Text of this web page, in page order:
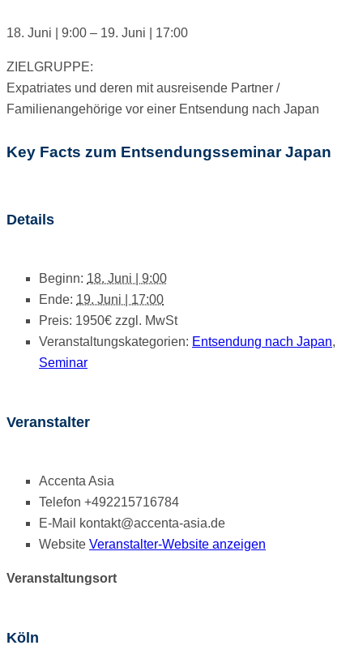
18. Juni 9:00 – 19. Juni 17:00
ZIELGRUPPE:
Expatriates und deren mit ausreisende Partner /
Familienangehörige vor einer Entsendung nach Japan
Key Facts zum Entsendungsseminar Japan
Details
Beginn: 18. Juni | 9:00
Ende: 19. Juni | 17:00
Preis: 1950€ zzgl. MwSt
Veranstaltungskategorien: Entsendung nach Japan,
Seminar
Veranstalter
Accenta Asia
Telefon +492215716784
E-Mail
kontakt@accenta-asia.de
Website Veranstalter-Website anzeigen
Veranstaltungsort
Köln